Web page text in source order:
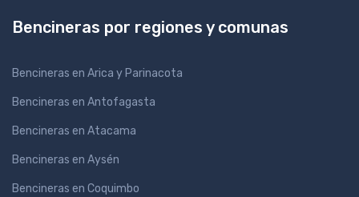
Bencineras por regiones y comunas
Bencineras en Arica y Parinacota
Bencineras en Antofagasta
Bencineras en Atacama
Bencineras en Aysén
Bencineras en Coquimbo